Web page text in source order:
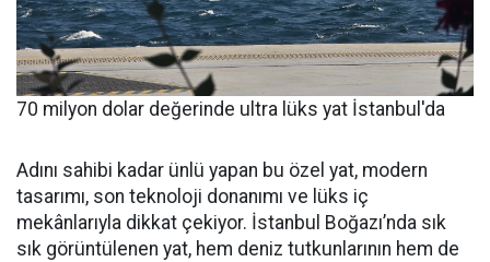
70 milyon dolar değerinde ultra lüks yat İstanbul'da
Adını sahibi kadar ünlü yapan bu özel yat, modern
tasarımı, son teknoloji donanımı ve lüks iç
mekânlarıyla dikkat çekiyor. İstanbul Boğazı’nda sık
sık görüntülenen yat, hem deniz tutkunlarının hem de